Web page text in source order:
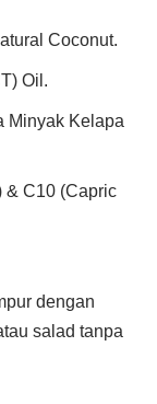
Coconut.
Oil.
Minyak Kelapa
& C10 (Capric
dengan
salad tanpa